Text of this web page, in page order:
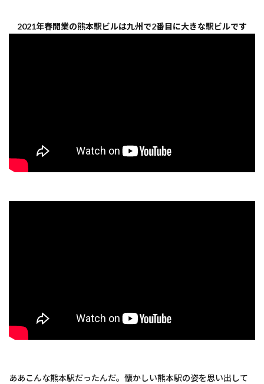
2021年春開業の熊本駅ビルは九州で2番目に大きな駅ビルです
ああこんな熊本駅だったんだ。懐かしい熊本駅の姿を思い出して